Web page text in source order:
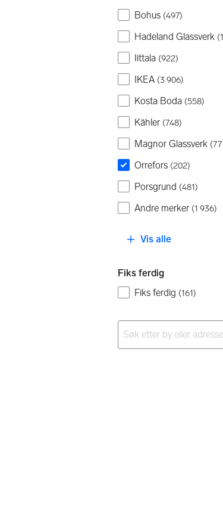
Bohus (497)
Hadeland Glassverk (
Iittala (922)
IKEA (3 906)
Kosta Boda (558)
Kähler (748)
Magnor Glassverk (
Orrefors (202)
Porsgrund (481)
Andre merker (1 936)
Vis alle
Fiks ferdig
Fiks ferdig (161)